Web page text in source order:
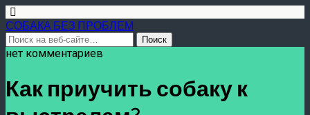
СОБАКА БЕЗ ПРОБЛЕМ
нет комментариев
Как приучить собаку к